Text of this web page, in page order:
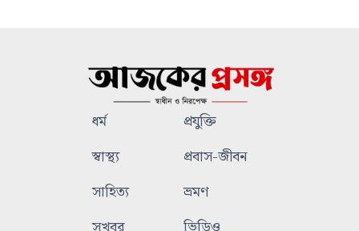
ধর্ম
প্রযুক্তি
স্বাস্থ্য
প্রবাস-জীবন
সাহিত্য
ভ্রমণ